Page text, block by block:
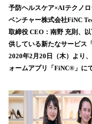
！
数
を
読
込
み
で
す
予防ヘルスケア×AIテクノ
ベンチャー株式会社FiNC
取締役 CEO：南野 充則、
供している新たなサービス
2020年2月20日（木）より
ォームアプリ「FiNC®」に